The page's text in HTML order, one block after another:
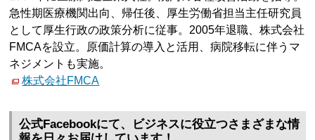
急性期医療機関出向、帰任後、厚生労働省担当主任研究員
として厚生行政の政策分析に従事。2005年退職、株式会社
FMCAを設立。原価計算の導入と活用、病院移転に伴うマ
ネジメントも実施。
株式会社FMCA
公式Facebookにて、ビジネスに役立つさまざまな情